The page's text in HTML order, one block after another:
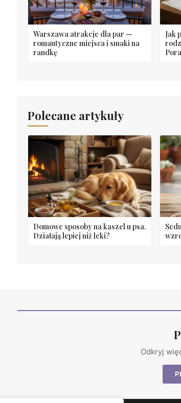
Warszawa atrakcje dla par —
romantyczne miejsca i smaki na
randkę
Jak
Polecane artykuły
Domowe sposoby na kaszel u psa.
Działają lepiej niż leki?
Odkryj